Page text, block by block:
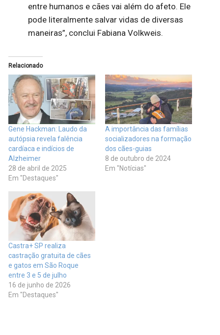
entre humanos e cães vai além do afeto. Ele
pode literalmente salvar vidas de diversas
maneiras”, conclui Fabiana Volkweis.
Relacionado
Gene Hackman: Laudo da
autópsia revela falência
cardíaca e indícios de
Alzheimer
28 de abril de 2025
Em "Destaques"
A importância das famílias
socializadores na formação
dos cães-guias
8 de outubro de 2024
Em "Notícias"
Castra+ SP realiza
castração gratuita de cães
e gatos em São Roque
entre 3 e 5 de julho
16 de junho de 2026
Em "Destaques"